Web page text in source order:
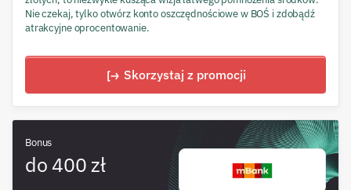
Nie czekaj, tylko otwórz konto oszczędnościowe w BOŚ i zdobądź
atrakcyjne oprocentowanie.
Skorzystaj z promocji
Bonus
do 400 zł